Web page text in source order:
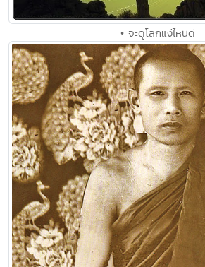
• จะดูโลกแง่ไหนดี